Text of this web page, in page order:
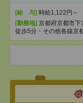
[給 与] 時給1,122円～
[勤務地] 京都府京都市下
徒歩5分・その他各線京